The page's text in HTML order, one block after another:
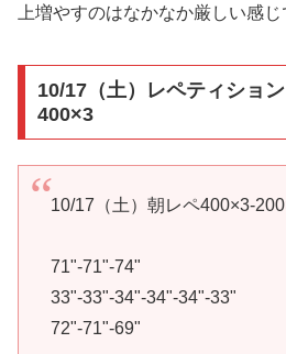
上増やすのはなかなか厳しい感じ
10/17（土）レペティショ
400×3
10/17（土）朝レペ400×3-
71"-71"-74"
33"-33"-34"-34"-34"-33"
72"-71"-69"